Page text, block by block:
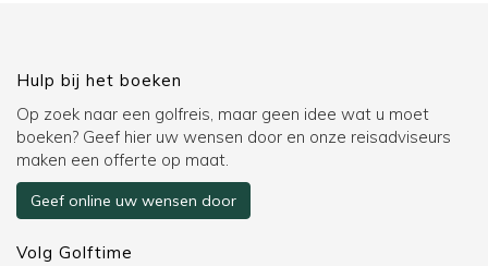
Hulp bij het boeken
Op zoek naar een golfreis, maar geen idee wat u moet
boeken? Geef hier uw wensen door en onze reisadviseurs
maken een offerte op maat.
Geef online uw wensen door
Volg Golftime